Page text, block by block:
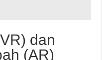
dan
(AR)